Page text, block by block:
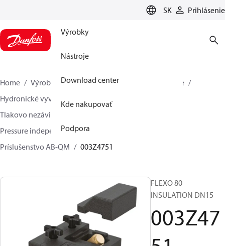
SK Prihlásenie
Výrobky
Nástroje
Download center
Kde nakupovať
Podpora
Home Výrobky
Climate Solutions pre vykurovanie
Hydronické vyváženie sústavy
Tlakovo nezávislé vyvažovacie a regulačné ventily
Pressure independent control valves (PICV)
Príslušenstvo AB-QM
003Z4751
FLEXO 80
INSULATION DN15
003Z47